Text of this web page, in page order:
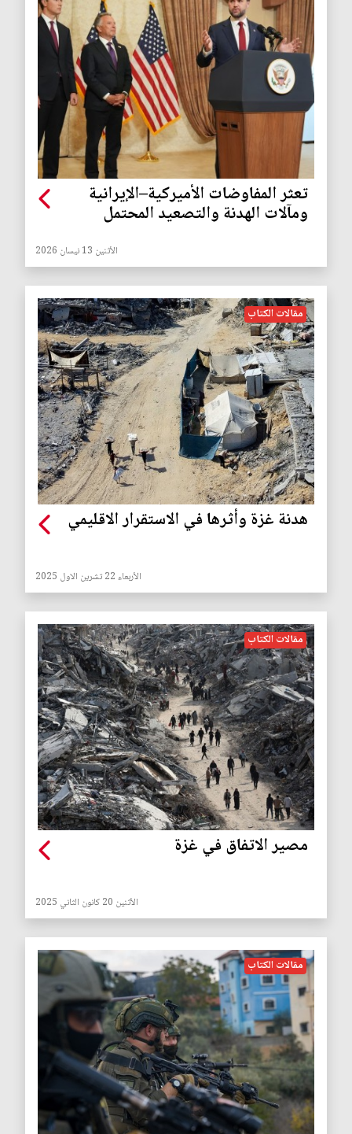
تعثر المفاوضات الأميركية–الإيرانية
ومآلات الهدنة والتصعيد المحتمل
الأثنين 13 نيسان 2026
مقالات الكتاب
هدنة غزة وأثرها في الاستقرار الاقليمي
الأربعاء 22 تشرين الاول 2025
مقالات الكتاب
مصير الاتفاق في غزة
الأثنين 20 كانون الثاني 2025
مقالات الكتاب